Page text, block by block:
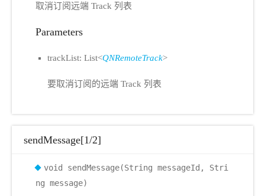
取消订阅远端 Track 列表
Parameters
trackList: List<QNRemoteTrack>
要取消订阅的远端 Track 列表
sendMessage[1/2]
void sendMessage(String messageId, Stri
ng message)